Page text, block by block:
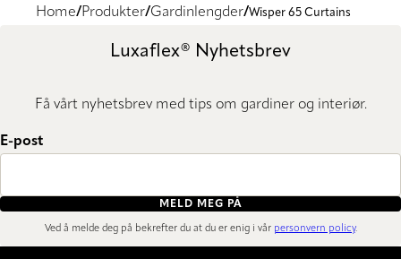
Home Produkter Gardinlengder Wisper 65 Curtains
Luxaflex® Nyhetsbrev
Få vårt nyhetsbrev med tips om gardiner og interiør.
E-post
MELD MEG PÅ
Ved å melde deg på bekrefter du at du er enig i vår personvern policy.